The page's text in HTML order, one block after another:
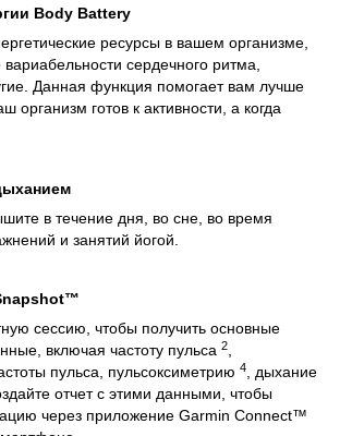
Body Battery
ресурсы в вашем организме,
сердечного ритма,
Данная функция помогает вам лучше
организм готов к активности, а когда
в течение дня, во сне, во время
и занятий йогой.
сессию, чтобы получить основные
включая частоту пульса 2,
пульса, пульсоксиметрию 4, дыхание
отчет с этими данными, чтобы
через приложение Garmin Connect™